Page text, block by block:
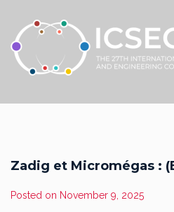
Zadig et Micromégas :
Posted on November 9, 2025